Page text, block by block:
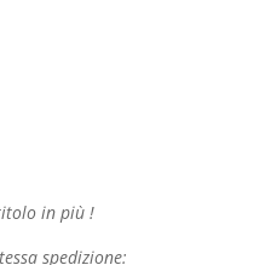
in più !
spedizione: